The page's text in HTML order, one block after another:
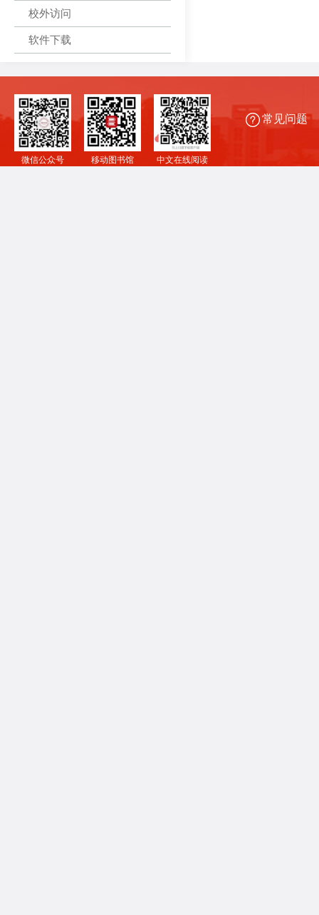
校外访问
软件下载
微信公众号 移动图书馆 中文在线阅读
常见问题